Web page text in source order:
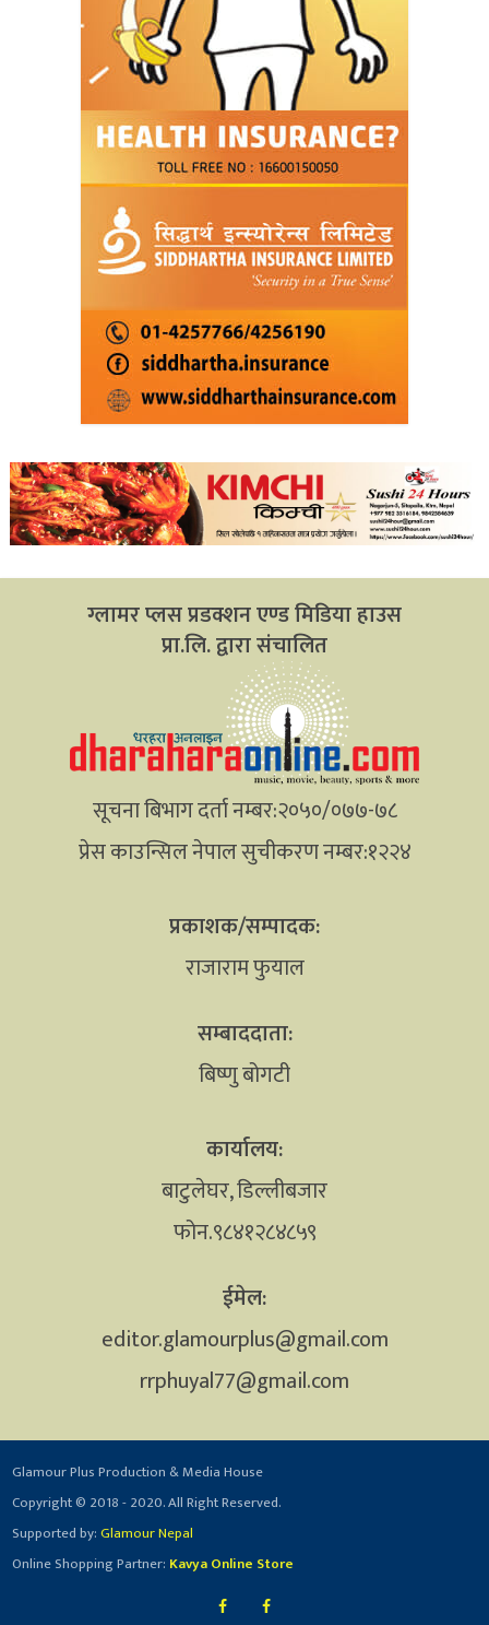
ग्लामर प्लस प्रडक्शन एण्ड मिडिया हाउस
प्रा.लि. द्वारा संचालित
सूचना बिभाग दर्ता नम्बर:२०५०/०७७-७८
प्रेस काउन्सिल नेपाल सुचीकरण नम्बर:१२२४
प्रकाशक/सम्पादक:
राजाराम फुयाल
सम्बाददाता:
बिष्णु बोगटी
कार्यालय:
बाटुलेघर, डिल्लीबजार
फोन.९८४१२८४८५९
ईमेल:
editor.glamourplus@gmail.com
rrphuyal77@gmail.com
Glamour Plus Production & Media House
Copyright © 2018 - 2020. All Right Reserved.
Supported by:Glamour Nepal
Online Shopping Partner: Kavya Online Store